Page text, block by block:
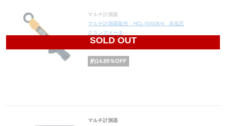
SOLD OUT
マルチ計測器
マルチ計測器販売 HCL-5000KN 高低圧
クランプメータ
41,280
約14.89％OFF
マルチ計測器